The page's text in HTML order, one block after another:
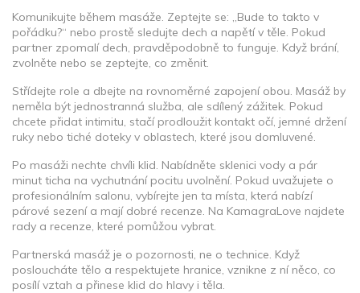
Komunikujte během masáže. Zeptejte se: „Bude to takto v
pořádku?“ nebo prostě sledujte dech a napětí v těle. Pokud
partner zpomalí dech, pravděpodobně to funguje. Když brání,
zvolněte nebo se zeptejte, co změnit.
Střídejte role a dbejte na rovnoměrné zapojení obou. Masáž by
neměla být jednostranná služba, ale sdílený zážitek. Pokud
chcete přidat intimitu, stačí prodloužit kontakt očí, jemné držení
ruky nebo tiché doteky v oblastech, které jsou domluvené.
Po masáži nechte chvíli klid. Nabídněte sklenici vody a pár
minut ticha na vychutnání pocitu uvolnění. Pokud uvažujete o
profesionálním salonu, vybírejte jen ta místa, která nabízí
párové sezení a mají dobré recenze. Na KamagraLove najdete
rady a recenze, které pomůžou vybrat.
Partnerská masáž je o pozornosti, ne o technice. Když
posloucháte tělo a respektujete hranice, vznikne z ní něco, co
posílí vztah a přinese klid do hlavy i těla.